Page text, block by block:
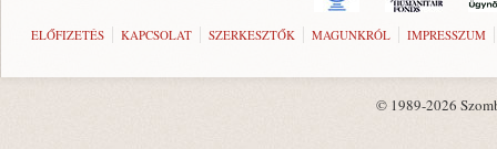
ELŐFIZETÉS KAPCSOLAT SZERKESZTŐK MAGUNKRÓL IMPRESSZUM
© 1989-2026